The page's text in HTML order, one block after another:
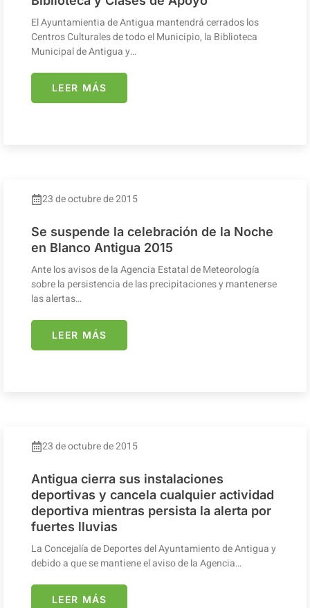
El Ayuntamientia de Antigua mantendrá cerrados los
Centros Culturales de todo el Municipio, la Biblioteca
Municipal de Antigua y…
LEER MÁS
23 de octubre de 2015
Se suspende la celebración de la Noche
en Blanco Antigua 2015
Ante los avisos de la Agencia Estatal de Meteorología
sobre la persistencia de las precipitaciones y mantenerse
las alertas…
LEER MÁS
23 de octubre de 2015
Antigua cierra sus instalaciones
deportivas y cancela cualquier actividad
deportiva mientras persista la alerta por
fuertes lluvias
La Concejalía de Deportes del Ayuntamiento de Antigua y
debido a que se mantiene el aviso de la Agencia…
LEER MÁS